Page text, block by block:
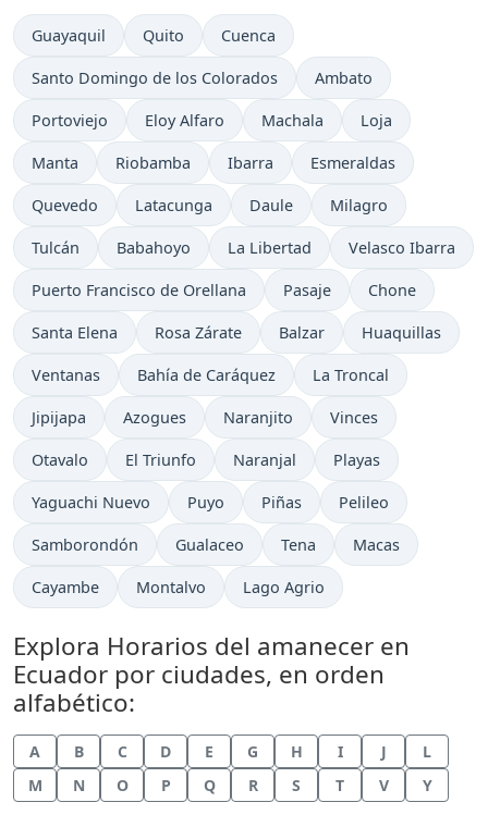
Guayaquil Quito Cuenca
Santo Domingo de los Colorados Ambato
Portoviejo Eloy Alfaro Machala Loja
Manta Riobamba Ibarra Esmeraldas
Quevedo Latacunga Daule Milagro
Tulcán Babahoyo La Libertad Velasco Ibarra
Puerto Francisco de Orellana Pasaje Chone
Santa Elena Rosa Zárate Balzar Huaquillas
Ventanas Bahía de Caráquez La Troncal
Jipijapa Azogues Naranjito Vinces
Otavalo El Triunfo Naranjal Playas
Yaguachi Nuevo Puyo Piñas Pelileo
Samborondón Gualaceo Tena Macas
Cayambe Montalvo Lago Agrio
Explora Horarios del amanecer en
Ecuador por ciudades, en orden
alfabético:
A B C D E G H I J
L
M
N O P Q R S T V Y